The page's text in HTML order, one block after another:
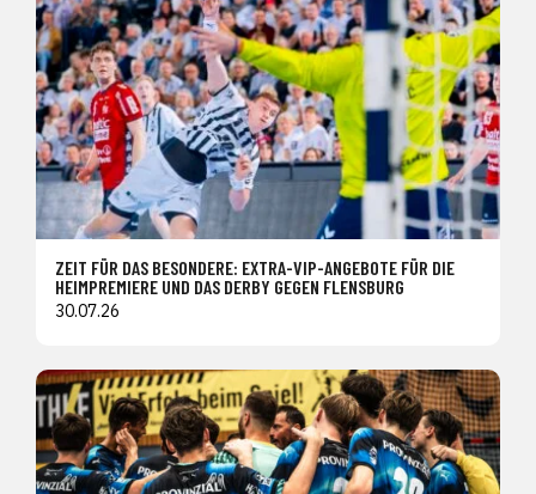
ZEIT FÜR DAS BESONDERE: EXTRA-VIP-ANGEBOTE FÜR DIE
HEIMPREMIERE UND DAS DERBY GEGEN FLENSBURG
30.07.26